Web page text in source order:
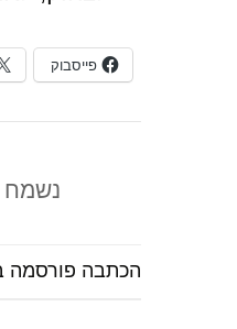
פייסבוק
הכתבה פורסמה